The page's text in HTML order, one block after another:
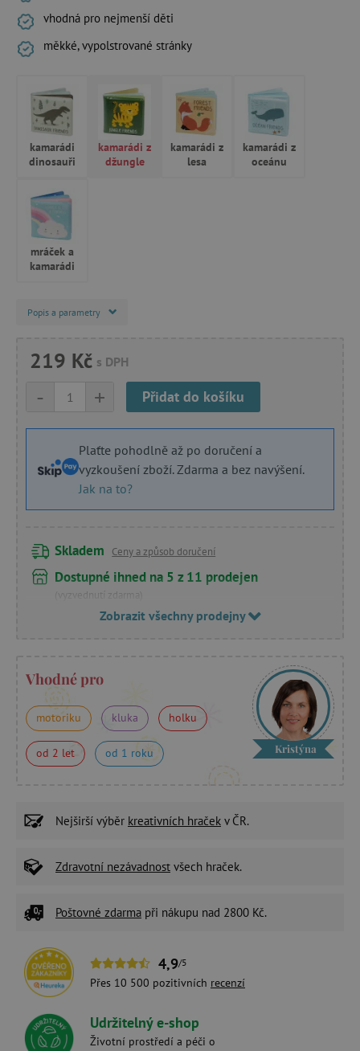
vhodná pro nejmenší děti
měkké, vypolstrované stránky
kamarádi
dinosauři
kamarádi z
džungle
kamarádi z
lesa
kamarádi z
oceánu
mráček a
kamarádi
Popis a parametry
219 Kč s DPH
+
- Přidat do košíku
Plaťte pohodlně až po doručení a
vyzkoušení zboží. Zdarma a bez navýšení.
Jak na to?
Skladem Ceny a způsob doručení
Dostupné ihned na 5 z 11 prodejen
(vyzvednutí zdarma)
Zobrazit všechny prodejny
Vhodné pro
motoriku kluka holku
od 2 let od 1 roku Kristýna
Nejširší výběr kreativních hraček v ČR.
Zdravotní nezávadnost všech hraček.
Poštovné zdarma při nákupu nad 2800 Kč.
4,9/5
Přes 10 500 pozitivních recenzí
Udržitelný e-shop
Životní prostředí a péči o